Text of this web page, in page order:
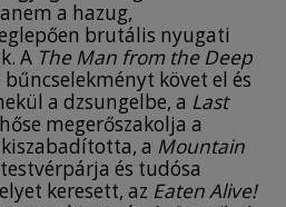
a hazug,
brutális nyugati
A The Man from the Deep
követ el és
a dzsungelbe, a Last
megerőszakolja a
a Mountain
és tudósa
keresett, az Eaten Alive!